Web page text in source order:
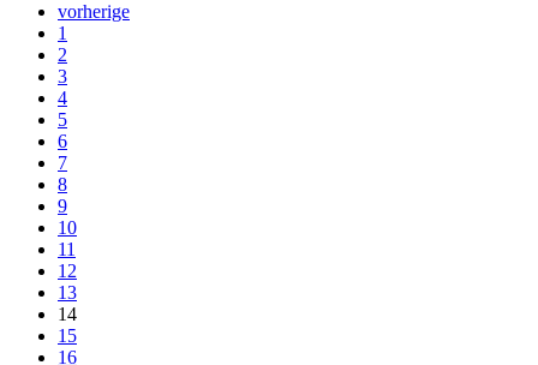
vorherige
1
2
3
4
5
6
7
8
9
10
11
12
13
14
15
16